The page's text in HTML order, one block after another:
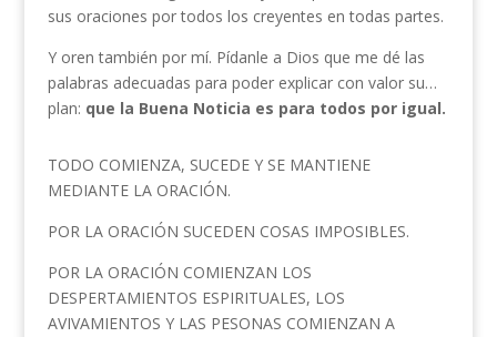
sus oraciones por todos los creyentes en todas partes.
Y oren también por mí. Pídanle a Dios que me dé las
palabras adecuadas para poder explicar con valor su…
plan: que la Buena Noticia es para todos por igual.
TODO COMIENZA, SUCEDE Y SE MANTIENE
MEDIANTE LA ORACIÓN.
POR LA ORACIÓN SUCEDEN COSAS IMPOSIBLES.
POR LA ORACIÓN COMIENZAN LOS
DESPERTAMIENTOS ESPIRITUALES, LOS
AVIVAMIENTOS Y LAS PESONAS COMIENZAN A